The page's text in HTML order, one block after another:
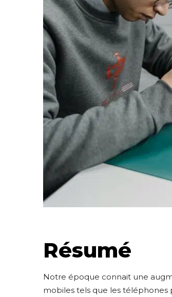
Résumé
Notre époque connait une
mobiles tels que les